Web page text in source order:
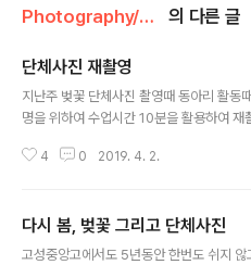
Photography/The third grade 의 다른 글
단체사진 재촬영
지난주 벚꽃 단체사진 촬영때 동아리 활동
명을 위하여 수업시간 10분을 활용하여 재
지속되기를.
4 0 2019. 4. 2.
다시 봄, 벚꽃 그리고 단체사진
고성중앙고에서도 5년동안 한번도 쉬지 않